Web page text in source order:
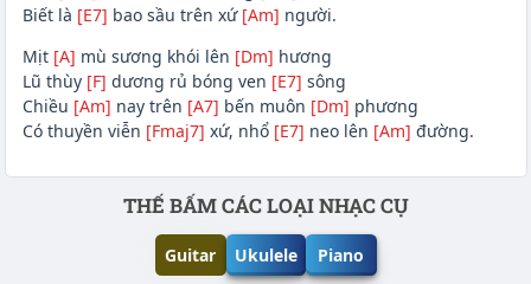
Biết là [E7] bao sầu trên xứ [Am] người.
Mịt [A] mù sương khói lên [Dm] hương
Lũ thùy [F] dương rủ bóng ven [E7] sông
Chiều [Am] nay trên [A7] bến muôn [Dm] phương
Có thuyền viễn [Fmaj7] xứ, nhổ [E7] neo lên [Am] đường.
Phần nội dungTHẾ BẤM CÁC LOẠI NHẠC CỤ
Guitar Ukulele Piano